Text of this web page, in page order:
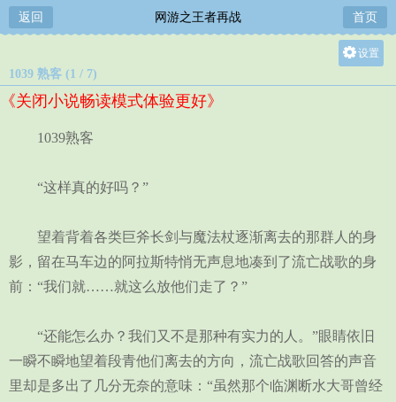
返回 网游之王者再战 首页
设置
1039 熟客 (1 / 7)
《关闭小说畅读模式体验更好》
1039熟客
“这样真的好吗？”
望着背着各类巨斧长剑与魔法杖逐渐离去的那群人的身
影，留在马车边的阿拉斯特悄无声息地凑到了流亡战歌的身
前：“我们就……就这么放他们走了？”
“还能怎么办？我们又不是那种有实力的人。”眼睛依旧
一瞬不瞬地望着段青他们离去的方向，流亡战歌回答的声音
里却是多出了几分无奈的意味：“虽然那个临渊断水大哥曾经